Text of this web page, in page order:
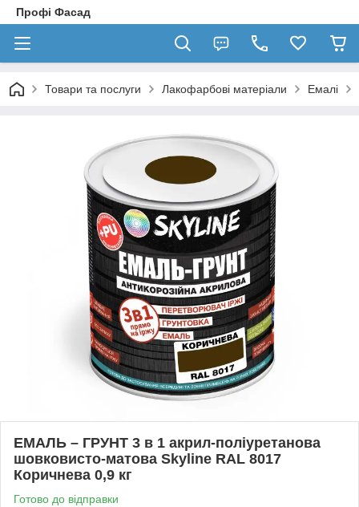
Профі Фасад
Товари та послуги Лакофарбові матеріали Емалі
ЕМАЛЬ – ГРУНТ 3 в 1 акрил-поліуретанова
шовковисто-матова Skyline RAL 8017
Коричнева 0,9 кг
Готово до відправки